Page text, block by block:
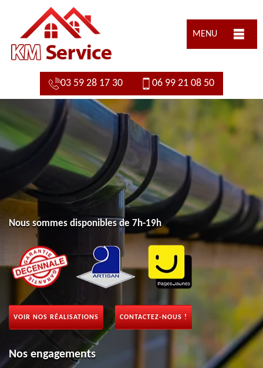
MENU
03 59 28 17 30 06 99 21 08 50
Nous sommes disponibles de 7h-19h
VOIR NOS RÉALISATIONS CONTACTEZ-NOUS !
Nos engagements